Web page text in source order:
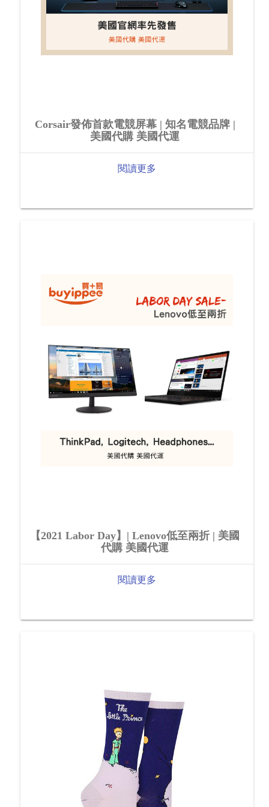
Corsair發佈首款電競屏幕 | 知名電競品牌 |
美國代購 美國代運
閱讀更多
【2021 Labor Day】| Lenovo低至兩折 | 美國
代購 美國代運
閱讀更多